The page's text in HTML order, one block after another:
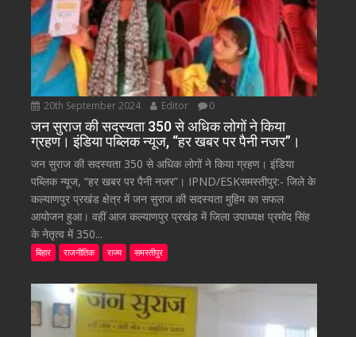
20th September 2024 Editor 0
जन सुराज की सदस्यता 350 से अधिक लोगों ने किया
ग्रहण। इंडिया पब्लिक न्यूज, “हर खबर पर पैनी नजर”।
जन सुराज की सदस्यता 350 से अधिक लोगों ने किया ग्रहण। इंडिया
पब्लिक न्यूज, “हर खबर पर पैनी नजर”। IPND/ESKसमस्तीपुर:- जिले के
कल्याणपुर प्रखंड क्षेत्र में जन सुराज की सदस्यता मुहिम का सफल
आयोजन हुआ। वहीं आज कल्याणपुर प्रखंड में जिला उपाध्यक्ष प्रमोद सिंह
के नेतृत्व में 350...
बिहार राजनीतिक राज्य समस्तीपुर